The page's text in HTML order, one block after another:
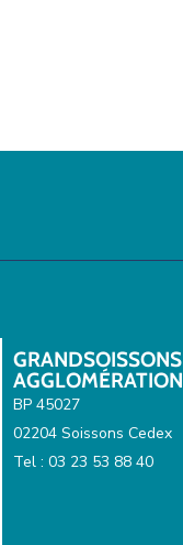
GRANDSOISSONS
AGGLOMÉRATION
BP 45027
02204 Soissons Cedex
Tel : 03 23 53 88 40